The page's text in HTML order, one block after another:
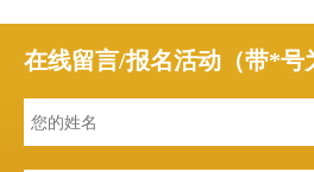
在线留言/报名活动（带*号